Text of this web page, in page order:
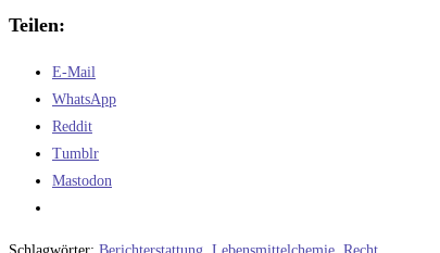
Teilen:
E-Mail
WhatsApp
Reddit
Tumblr
Mastodon